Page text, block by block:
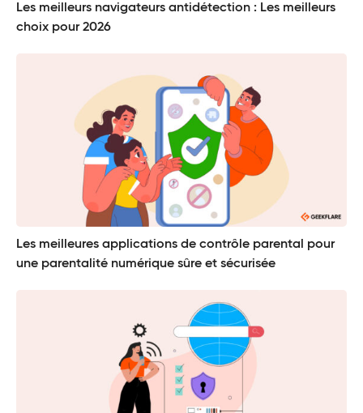
Les meilleurs navigateurs antidétection : Les meilleurs
choix pour 2026
Les meilleures applications de contrôle parental pour
une parentalité numérique sûre et sécurisée